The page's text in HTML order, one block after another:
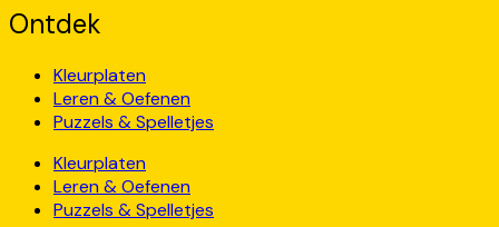
Ontdek
Kleurplaten
Leren & Oefenen
Puzzels & Spelletjes
Kleurplaten
Leren & Oefenen
Puzzels & Spelletjes